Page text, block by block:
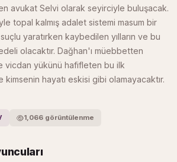
avukat Selvi olarak seyirciyle buluşacak.
topal kalmış adalet sistemi masum bir
yaratırken kaybedilen yılların ve bu
olacaktır. Dağhan'ı müebbetten
vicdan yükünü hafifleten bu ilk
kimsenin hayatı eskisi gibi olamayacaktır.
1,066 görüntülenme